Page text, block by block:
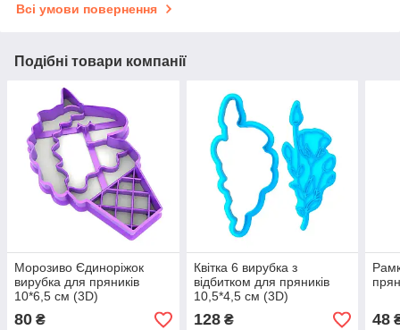
Всі умови повернення
Подібні товари компанії
Морозиво Єдиноріжок
вирубка для пряників
10*6,5 см (3D)
80 ₴
Квітка 6 вирубка з
відбитком для пряників
10,5*4,5 см (3D)
128₴ 48